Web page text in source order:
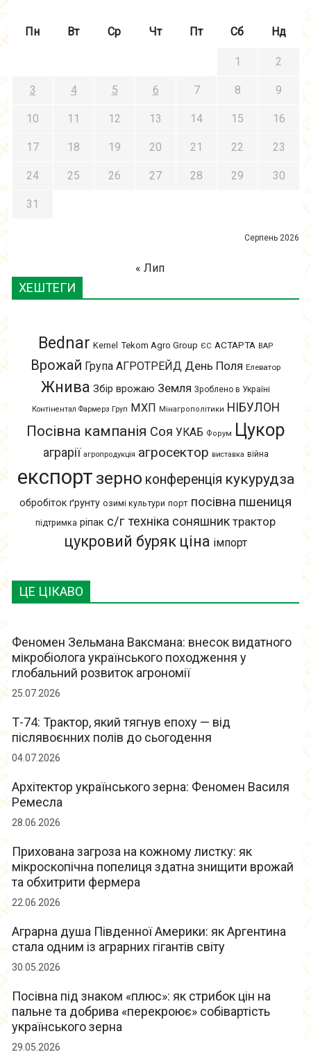
ЦЕ ЦІКАВО
Феномен Зельмана Ваксмана: внесок видатного
мікробіолога українського походження у
глобальний розвиток агрономії
25.07.2026
Т-74: Трактор, який тягнув епоху — від
післявоєнних полів до сьогодення
04.07.2026
Архітектор українського зерна: Феномен Василя
Ремесла
28.06.2026
Прихована загроза на кожному листку: як
мікроскопічна попелиця здатна знищити врожай
та обхитрити фермера
22.06.2026
Аграрна душа Південної Америки: як Аргентина
стала одним із аграрних гігантів світу
30.05.2026
Посівна під знаком «плюс»: як стрибок цін на
пальне та добрива «перекроює» собівартість
українського зерна
29.05.2026
Серпень 2026
Пн Вт Ср Чт Пт Сб Нд
1 2
3 4 5 6 7 8 9
10 11 12 13 14 15 16
17 18 19 20 21 22 23
24 25 26 27 28 29 30
31
« Лип
ХЕШТЕГИ
Bednar Kernel Tekom Agro Group ЄС АСТАРТА ВАР
Врожай Група АГРОТРЕЙД День Поля Елеватор
Жнива Збір врожаю Земля Зроблено в Україні
Контінентал Фармерз Груп МХП Мінагрополітики НІБУЛОН
Посівна кампанія Соя УКАБ Форум Цукор
аграрії агропродукція агросектор виставка війна
експорт зерно конференція кукурудза
обробіток ґрунту озимі культури порт посівна пшениця
підтримка ріпак с/г техніка соняшник трактор
цукровий буряк ціна імпорт